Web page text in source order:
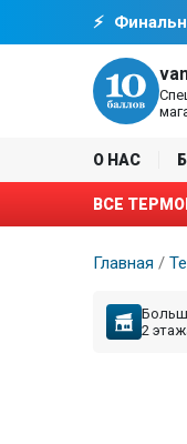
О НАС
ВСЕ
Главная /
2